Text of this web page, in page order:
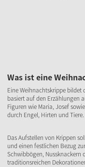
Was ist eine
Eine Weihnachtskrippe bildet
basiert auf den Erzählungen
Figuren wie Maria, Josef
durch Engel, Hirten und Tiere.
Das Aufstellen von Krippen
und einen festlichen Bezug
Schwibbögen, Nussknackern
traditionsreichen